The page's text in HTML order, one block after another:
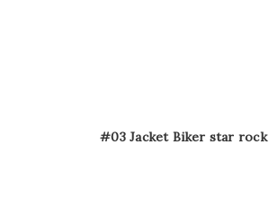
#03 Jacket Biker star rock